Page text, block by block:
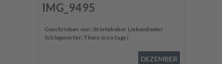
IMG_9495
Geschrieben von: Störtebeker Liekendeeler
Schlagwörter:There is no tags |
DEZEMBER